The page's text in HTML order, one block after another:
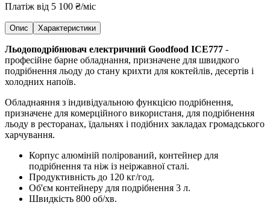
Платіж від 5 100 ₴/міс
Опис Характеристики
Льодоподрібнювач електричний Goodfood ICE777 -
професійне барне обладнання, призначене для швидкого
подрібнення льоду до стану крихти для коктейлів, десертів і
холодних напоїв.
Обладнаяння з iндивiдуальною функцiєю подрiбнення,
призначене для комерційного використаня, для подрібнення
льоду в ресторанах, їдальнях і подібних закладах громадського
харчування.
Корпус алюміній полірований, контейнер для
подрібнення та ніж із неіржавної сталі.
Продуктивність до 120 кг/год.
Об'єм контейнеру для подрібнення 3 л.
Швидкість 800 об/хв.